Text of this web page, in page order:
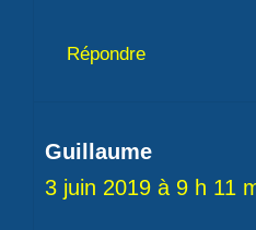
Répondre
Guillaume
3 juin 2019 à 9 h 11